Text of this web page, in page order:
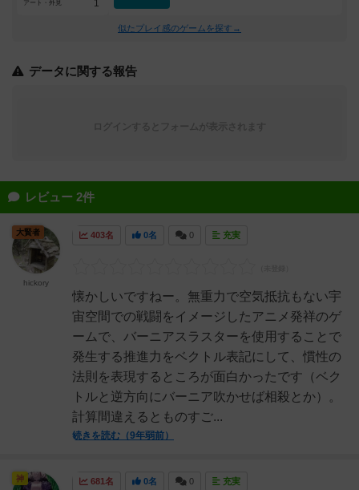
アート・外見 1
似たプレイ感のゲームを探す→
データに関する報告
レビュー 2件
403名 0名 0 充実
懐かしいですねー。無重力で空気抵抗もない宇
宙空間での戦闘をイメージしたアニメ発祥のゲ
ームで、バーニアスラスターを使用することで
発生する推進力をベクトル表記にして、慣性の
法則を表現するところが面白かったです（ベク
トルと逆方向にバーニア吹かせば相殺とか）。
計算間違えるとものすご...
続きを読む（9年弱前）
大賢者
hickory
681名 0名 0 充実
神